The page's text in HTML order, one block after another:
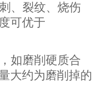
、裂纹、烧伤
可优于
如磨削硬质合
大约为磨削掉的